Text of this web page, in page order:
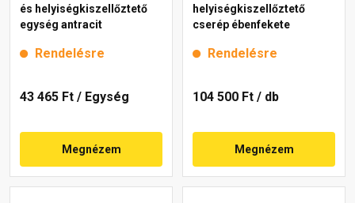
és helyiségkiszellőztető
egység antracit
Rendelésre
43 465 Ft / Egység
Megnézem
helyiségkiszellőztető
cserép ébenfekete
Rendelésre
104 500 Ft / db
Megnézem